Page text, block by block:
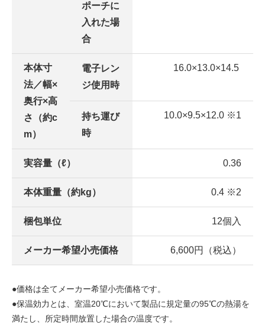
ポーチに
入れた場
合
本体寸
法／幅×
奥行×高
さ（約c
m）
電子レン
ジ使用時
16.0×13.0×14.5
持ち運び
時
10.0×9.5×12.0 ※1
実容量（ℓ） 0.36
本体重量（約kg） 0.4 ※2
梱包単位 12個入
メーカー希望小売価格 6,600円（税込）
●価格は全てメーカー希望小売価格です。
●保温効力とは、室温20℃において製品に規定量の95℃の熱湯を
満たし、所定時間放置した場合の温度です。